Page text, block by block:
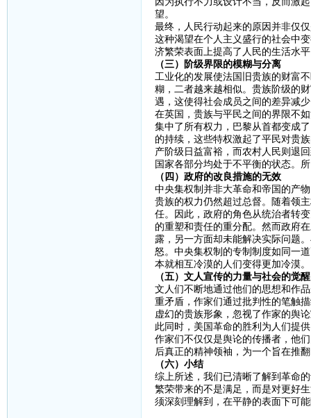
望。
最终，人民行动起来的原因并非仅
这种渴望在个人主义盛行的社会中
济繁荣表面上提高了人民的生活水
（三）阶级界限的模糊与分离
工业化的发展使法国旧贵族的财富
糊，二者越来越相似。贵族阶级的
遇，这使得社会成员之间的差异减
在英国，贵族与平民之间的界限不
集中了所有权力，巴黎从首都变成
的持续，这些特权激起了平民对贵
产阶级日益富裕，而农村人民则退
国家各部分均处于不平衡的状态。
（四）政府的改良措施的无效
中央集权制并非大革命和帝国的产
贵族的权力仍然超过总督。随着领
任。因此，政府的角色从统治者转
的重塑和责任的重分配。然而政府
露，另一方面却未能解决实际问题
怒。中央集权制的专制制度如同一
本就相互冷漠的人们变得更加冷漠。
（五）文人宣传的力量与社会的觉醒
文人们不断地通过他们的思想和作
重矛盾，作家们通过批判性的笔触
虚幻的贵族形象，忽视了作家的舆
此同时，美国革命的胜利为人们提
作家们不仅仅是舆论的传播者，他
后真正的精神领袖，为一个旨在推
（六）小结
综上所述，我们已清晰了解到革命
繁荣带来的不是满足，而是对更好
须深刻理解到，在平静的表面下可